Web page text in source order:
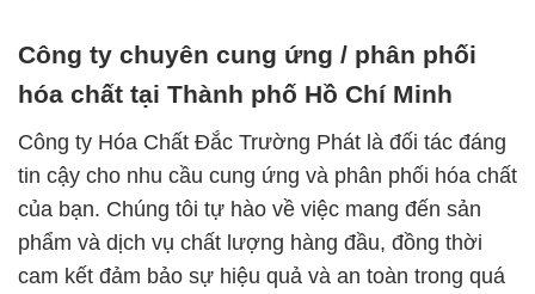
Công ty chuyên cung ứng / phân phối
hóa chất tại Thành phố Hồ Chí Minh
Công ty Hóa Chất Đắc Trường Phát là đối tác đáng
tin cậy cho nhu cầu cung ứng và phân phối hóa chất
của bạn. Chúng tôi tự hào về việc mang đến sản
phẩm và dịch vụ chất lượng hàng đầu, đồng thời
cam kết đảm bảo sự hiệu quả và an toàn trong quá